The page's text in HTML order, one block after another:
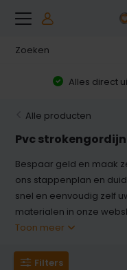
Alles direct
Alle producten
Pvc
Bespaar geld en maak
ons stappenplan en
snel en eenvoudig zelf
materialen in onze
Toon meer
Filters